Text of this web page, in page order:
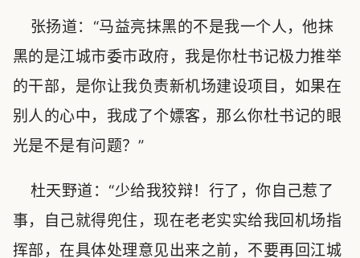
张扬道：“马益亮抹黑的不是我一个人，他抹
黑的是江城市委市政府，我是你杜书记极力推举
的干部，是你让我负责新机场建设项目，如果在
别人的心中，我成了个嫖客，那么你杜书记的眼
光是不是有问题？”
杜天野道：“少给我狡辩！行了，你自己惹了
事，自己就得兜住，现在老老实实给我回机场指
挥部，在具体处理意见出来之前，不要再回江城